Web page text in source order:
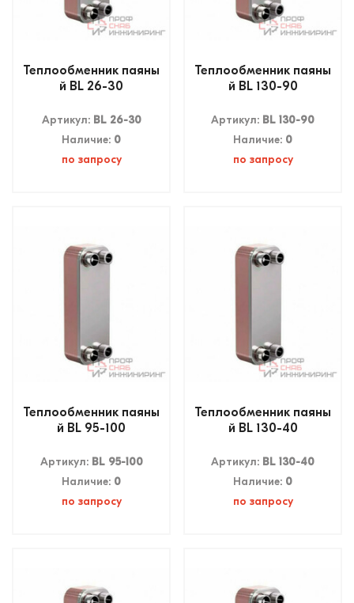
Теплообменник паяны
й BL 26-30
Артикул: BL 26-30
Наличие: 0
по запросу
Теплообменник паяны
й BL 130-90
Артикул: BL 130-90
Наличие: 0
по запросу
Теплообменник паяны
й BL 95-100
Артикул: BL 95-100
Наличие: 0
по запросу
Теплообменник паяны
й BL 130-40
Артикул: BL 130-40
Наличие: 0
по запросу